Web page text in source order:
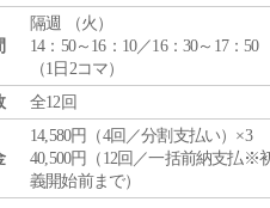
隔週 （火 ）
14：50～16：10／16：30～17：50
（1日2コマ）
全12回
14,580円（4回／分割支払い）×3
40,500円（12回／一括前納支払※
義開始前まで）